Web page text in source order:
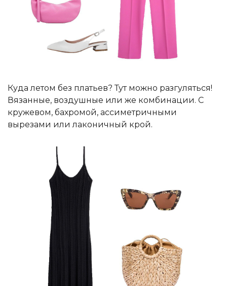
Куда летом без платьев? Тут можно разгуляться!
Вязанные, воздушные или же комбинации. С
кружевом, бахромой, ассиметричными
вырезами или лаконичный крой.